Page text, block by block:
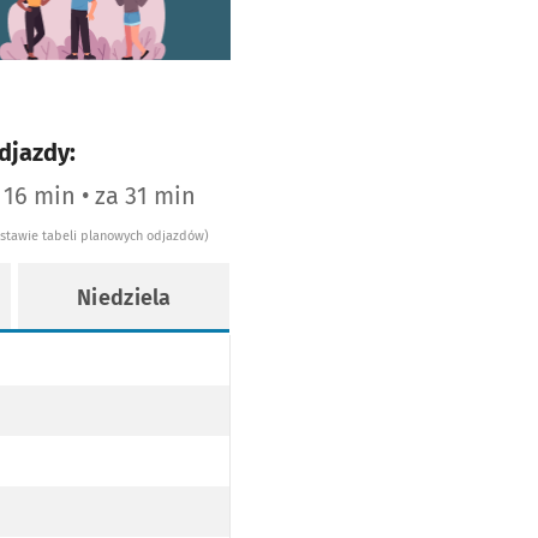
min • za 31 min
tabeli planowych odjazdów)
Niedziela
NISKOPODŁOGOWY
NISKOPODŁOGOWY
NISKOPODŁOGOWY